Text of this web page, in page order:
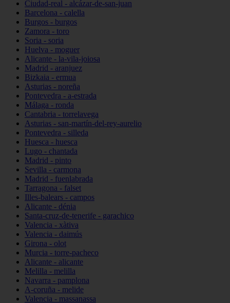
Ciudad-real - alcázar-de-san-juan
Barcelona - calella
Burgos - burgos
Zamora - toro
Soria - soria
Huelva - moguer
Alicante - la-vila-joiosa
Madrid - aranjuez
Bizkaia - ermua
Asturias - noreña
Pontevedra - a-estrada
Málaga - ronda
Cantabria - torrelavega
Asturias - san-martín-del-rey-aurelio
Pontevedra - silleda
Huesca - huesca
Lugo - chantada
Madrid - pinto
Sevilla - carmona
Madrid - fuenlabrada
Tarragona - falset
Illes-balears - campos
Alicante - dénia
Santa-cruz-de-tenerife - garachico
Valencia - xàtiva
Valencia - daimús
Girona - olot
Murcia - torre-pacheco
Alicante - alicante
Melilla - melilla
Navarra - pamplona
A-coruña - melide
Valencia - massanassa